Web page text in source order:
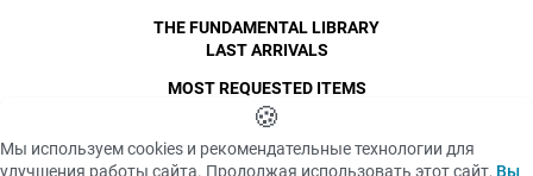
SPbPU, 1996-2026
Copyright and Personal Data
The photographs are
THE FUNDAMENTAL LIBRARY
LAST ARRIVALS
MOST REQUESTED ITEMS
🍪
Мы используем cookies и рекомендательные технологии для
улучшения работы сайта. Продолжая использовать этот сайт, Вы